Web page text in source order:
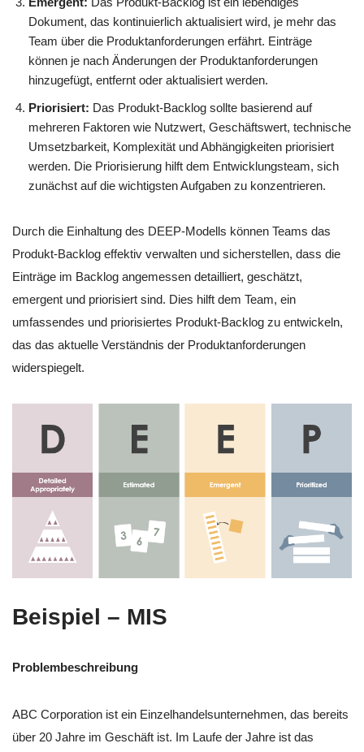
Dokument, das kontinuierlich aktualisiert wird, je mehr das
Team über die Produktanforderungen erfährt. Einträge
können je nach Änderungen der Produktanforderungen
hinzugefügt, entfernt oder aktualisiert werden.
Priorisiert: Das Produkt-Backlog sollte basierend auf
mehreren Faktoren wie Nutzwert, Geschäftswert, technische
Umsetzbarkeit, Komplexität und Abhängigkeiten priorisiert
werden. Die Priorisierung hilft dem Entwicklungsteam, sich
zunächst auf die wichtigsten Aufgaben zu konzentrieren.
Durch die Einhaltung des DEEP-Modells können Teams das
Produkt-Backlog effektiv verwalten und sicherstellen, dass die
Einträge im Backlog angemessen detailliert, geschätzt,
emergent und priorisiert sind. Dies hilft dem Team, ein
umfassendes und priorisiertes Produkt-Backlog zu entwickeln,
das das aktuelle Verständnis der Produktanforderungen
widerspiegelt.
Beispiel – MIS
Problembeschreibung
ABC Corporation ist ein Einzelhandelsunternehmen, das bereits
über 20 Jahre im Geschäft ist. Im Laufe der Jahre ist das